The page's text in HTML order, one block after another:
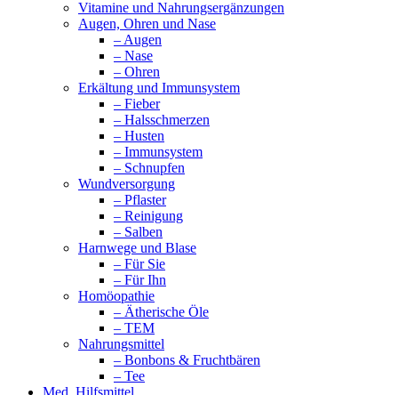
Vitamine und Nahrungsergänzungen
Augen, Ohren und Nase
– Augen
– Nase
– Ohren
Erkältung und Immunsystem
– Fieber
– Halsschmerzen
– Husten
– Immunsystem
– Schnupfen
Wundversorgung
– Pflaster
– Reinigung
– Salben
Harnwege und Blase
– Für Sie
– Für Ihn
Homöopathie
– Ätherische Öle
– TEM
Nahrungsmittel
– Bonbons & Fruchtbären
– Tee
Med. Hilfsmittel